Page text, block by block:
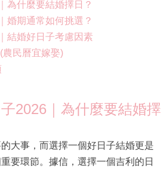
為什麼要結婚擇日？
婚期通常如何挑選？
結婚好日子考慮因素
農民曆宜嫁娶)
2026｜為什麼要結婚擇
大事，而選擇一個好日子結婚更是
要環節。據信，選擇一個吉利的日